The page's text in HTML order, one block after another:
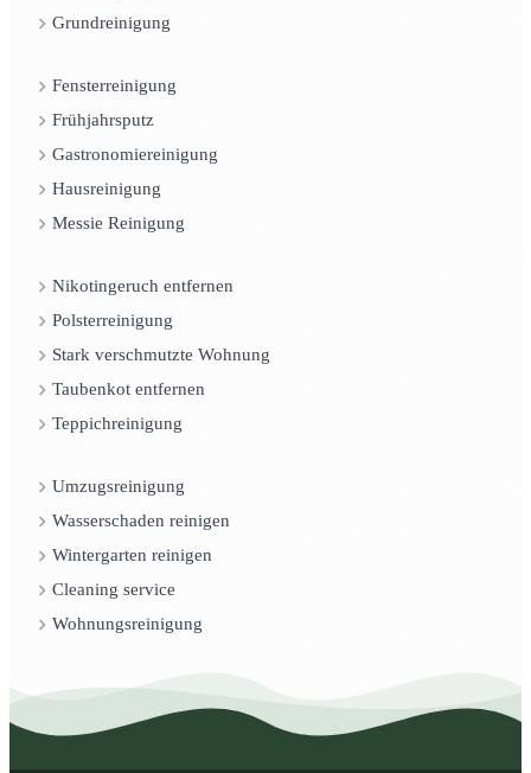
Grundreinigung
Fensterreinigung
Frühjahrsputz
Gastronomiereinigung
Hausreinigung
Messie Reinigung
Nikotingeruch entfernen
Polsterreinigung
Stark verschmutzte Wohnung
Taubenkot entfernen
Teppichreinigung
Umzugsreinigung
Wasserschaden reinigen
Wintergarten reinigen
Cleaning service
Wohnungsreinigung